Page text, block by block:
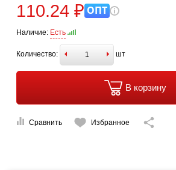
110.24 ₽ ОПТ
Наличие: Есть
Количество: шт
В корзину
Сравнить Избранное